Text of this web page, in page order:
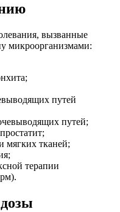
вызванные
микроорганизмами:
путей
путей;
мягких тканей;
терапии